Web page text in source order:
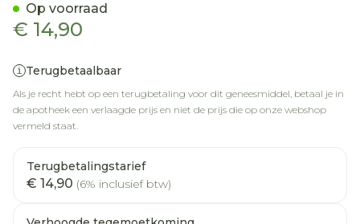
€ 14,90
Terugbetaalbaar
Als je recht hebt op een terugbetaling voor dit geneesmiddel, betaal je in
de apotheek een verlaagde prijs en niet de prijs die op onze webshop
vermeld staat.
Terugbetalingstarief
€ 14,90 (6% inclusief btw)
Op voorraad